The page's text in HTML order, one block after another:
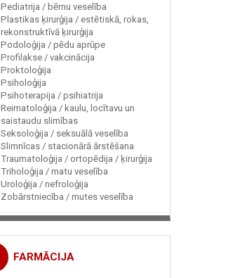
Pediatrija / bērnu veselība
Plastikas ķirurģija / estētiskā, rokas,
rekonstruktīvā ķirurģija
Podoloģija / pēdu aprūpe
Profilakse / vakcinācija
Proktoloģija
Psiholoģija
Psihoterapija / psihiatrija
Reimatoloģija / kaulu, locītavu un
saistaudu slimības
Seksoloģija / seksuālā veselība
Slimnīcas / stacionārā ārstēšana
Traumatoloģija / ortopēdija / ķirurģija
Triholoģija / matu veselība
Uroloģija / nefroloģija
Zobārstniecība / mutes veselība
FARMĀCIJA